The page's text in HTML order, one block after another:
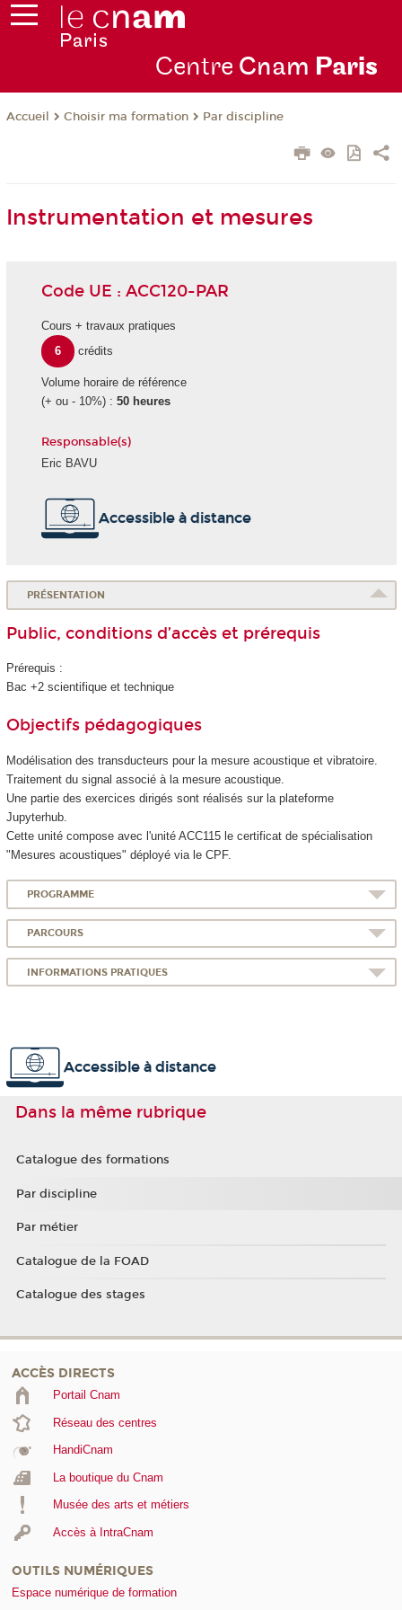
Centre Cnam Paris
Accueil Choisir ma formation Par discipline
Instrumentation et mesures
Code UE : ACC120-PAR
Cours + travaux pratiques
6
crédits
Volume horaire de référence
(+ ou - 10%) : 50 heures
Responsable(s)
Eric BAVU
Accessible à distance
PRÉSENTATION
Public, conditions d’accès et prérequis
Prérequis :
Bac +2 scientifique et technique
Objectifs pédagogiques
Modélisation des transducteurs pour la mesure acoustique et vibratoire.
Traitement du signal associé à la mesure acoustique.
Une partie des exercices dirigés sont réalisés sur la plateforme
Jupyterhub.
Cette unité compose avec l'unité ACC115 le certificat de spécialisation
"Mesures acoustiques" déployé via le CPF.
PROGRAMME
PARCOURS
INFORMATIONS PRATIQUES
Accessible à distance
Dans la même rubrique
Catalogue des formations
Par discipline
Par métier
Catalogue de la FOAD
Catalogue des stages
ACCÈS DIRECTS
Portail Cnam
Réseau des centres
HandiCnam
La boutique du Cnam
Musée des arts et métiers
Accès à IntraCnam
OUTILS NUMÉRIQUES
Espace numérique de formation